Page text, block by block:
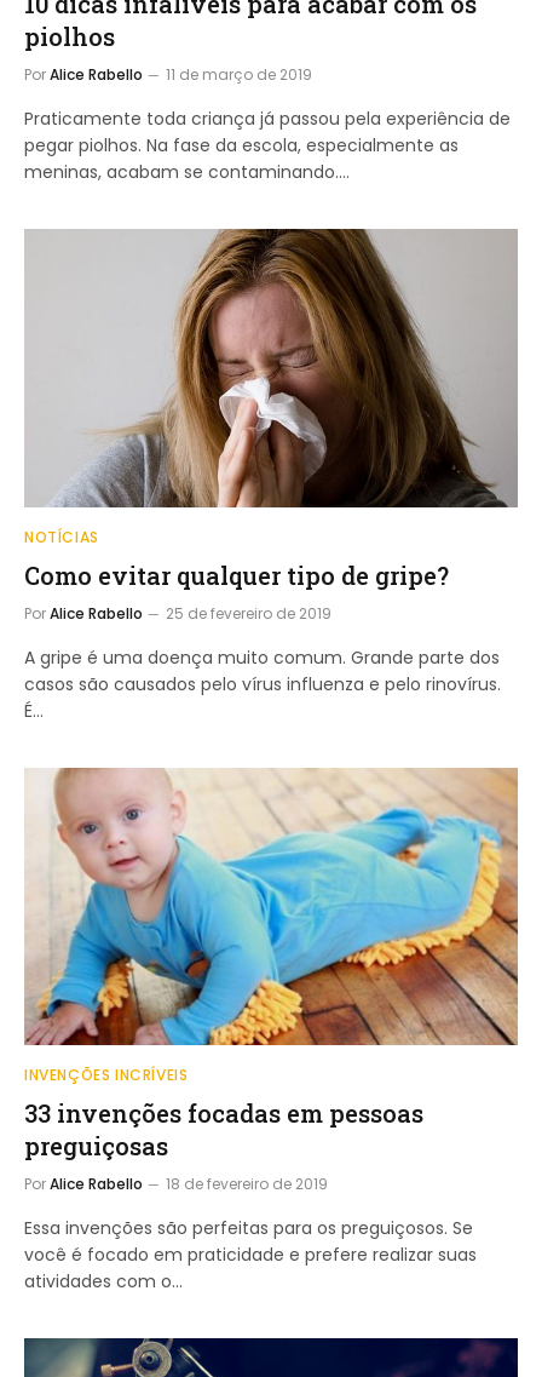
piolhos
PorAlice Rabello 11 de março de 2019
Praticamente toda criança já passou pela experiência de
pegar piolhos. Na fase da escola, especialmente as
meninas, acabam se contaminando.…
NOTÍCIAS
Como evitar qualquer tipo de gripe?
PorAlice Rabello 25 de fevereiro de 2019
A gripe é uma doença muito comum. Grande parte dos
casos são causados pelo vírus influenza e pelo rinovírus.
É…
INVENÇÕES INCRÍVEIS
33 invenções focadas em pessoas
preguiçosas
PorAlice Rabello 18 de fevereiro de 2019
Essa invenções são perfeitas para os preguiçosos. Se
você é focado em praticidade e prefere realizar suas
atividades com o…